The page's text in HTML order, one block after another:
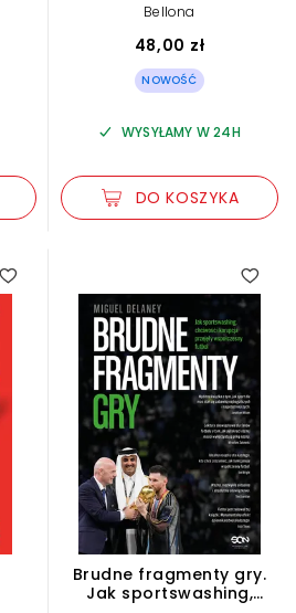
Bellona
48,00 zł
NOWOŚĆ
WYSYŁAMY W 24H
DO KOSZYKA
Brudne fragmenty gry.
Jak sportswashing,